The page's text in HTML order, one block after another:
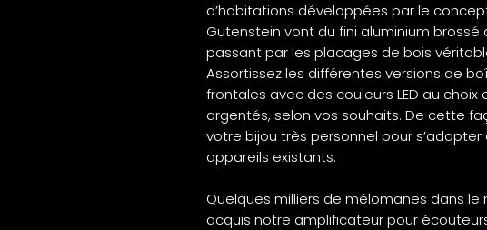
d’habitations développées par le
Gutenstein vont du fini aluminium brossé
passant par les placages de bois
Assortissez les différentes versions de
frontales avec des couleurs LED au choix
argentés, selon vos souhaits. De cette
votre bijou très personnel pour
appareils existants.
Quelques milliers de mélomanes dans
acquis notre amplificateur pour